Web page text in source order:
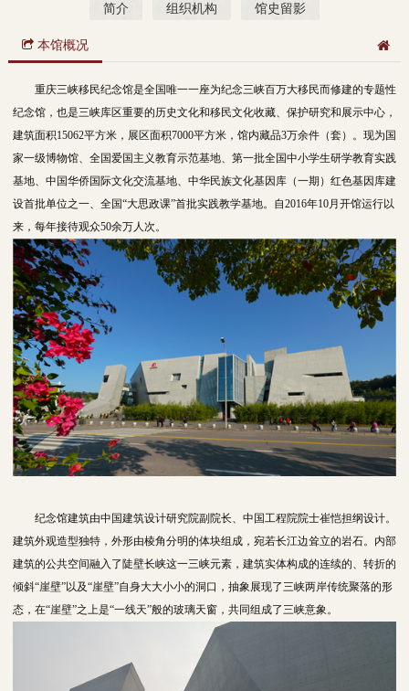
简介 组织机构 馆史留影
本馆概况
重庆三峡移民纪念馆是全国唯一一座为纪念三峡百万大移民而修建的专题性
纪念馆，也是三峡库区重要的历史文化和移民文化收藏、保护研究和展示中心，
建筑面积15062平方米，展区面积7000平方米，馆内藏品3万余件（套）。现为国
家一级博物馆、全国爱国主义教育示范基地、第一批全国中小学生研学教育实践
基地、中国华侨国际文化交流基地、中华民族文化基因库（一期）红色基因库建
设首批单位之一、全国“大思政课”首批实践教学基地。自2016年10月开馆运行以
来，每年接待观众50余万人次。
纪念馆建筑由中国建筑设计研究院副院长、中国工程院院士崔恺担纲设计。
建筑外观造型独特，外形由棱角分明的体块组成，宛若长江边耸立的岩石。内部
建筑的公共空间融入了陡壁长峡这一三峡元素，建筑实体构成的连续的、转折的
倾斜“崖壁”以及“崖壁”自身大大小小的洞口，抽象展现了三峡两岸传统聚落的形
态，在“崖壁”之上是“一线天”般的玻璃天窗，共同组成了三峡意象。